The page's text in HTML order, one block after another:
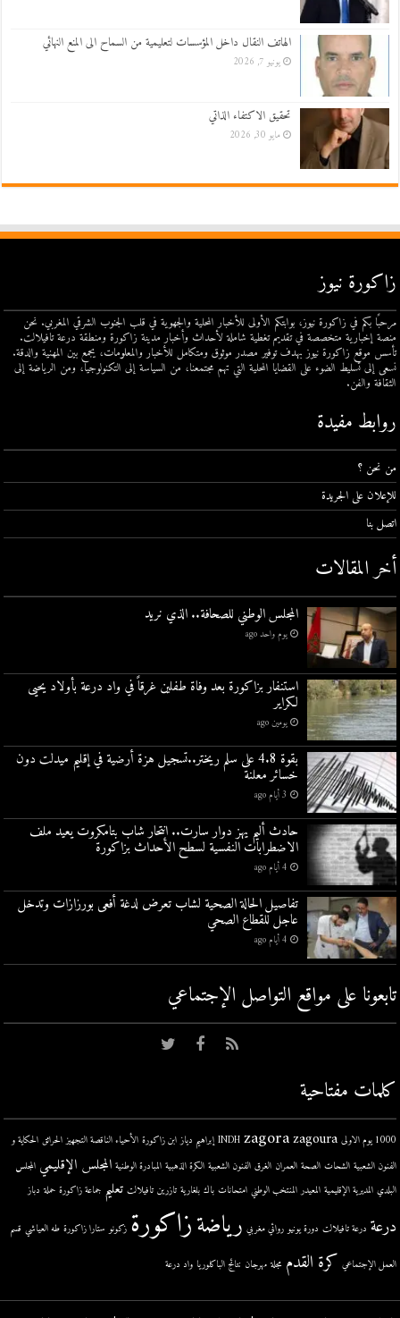
الهاتف النقال داخل المؤسسات لتعليمية من السماح الى المنع النهائي
يونيو 7, 2026
تحقيق الاكتفاء الذاتي
مايو 30, 2026
زاكورة نيوز
مرحبًا بكم في زاكورة نيوز، بوابتكم الأولى للأخبار المحلية والجهوية في قلب الجنوب الشرقي المغربي. نحن
منصة إخبارية متخصصة في تقديم تغطية شاملة لأحداث وأخبار مدينة زاكورة ومنطقة درعة تافيلالت.
تأسس موقع زاكورة نيوز بهدف توفير مصدر موثوق ومتكامل للأخبار والمعلومات، يجمع بين المهنية والدقة.
نسعى إلى تسليط الضوء على القضايا المحلية التي تهم مجتمعنا، من السياسة إلى التكنولوجيا، ومن الرياضة إلى
الثقافة والفن.
روابط مفيدة
من نحن ؟
للإعلان على الجريدة
اتصل بنا
أخر المقالات
المجلس الوطني للصحافة.. الذي نريد
يوم واحد ago
استنفار بزاكورة بعد وفاة طفلين غرقاً في واد درعة بأولاد يحيى
لكراير
يومين ago
بقوة 4.8 على سلم ريختر..تسجيل هزة أرضية في إقليم ميدلت دون
خسائر معلنة
3 أيام ago
حادث أليم يهز دوار سارت.. انتحار شاب بتامكروت يعيد ملف
الاضطرابات النفسية لسطح الأحداث بزاكورة
4 أيام ago
تفاصيل الحالة الصحية لشاب تعرض لدغة أفعى بورزازات وتدخل
عاجل للقطاع الصحي
4 أيام ago
تابعونا على مواقع التواصل اﻹجتماعي
كلمات مفتاحية
1000 يوم الاولى INDH zagora zagoura إبراهيم دياز ابن زاكورة الأحياء الناقصة التجهيز الحرائق الحكاية و
الفنون الشعبية الشحات الصحة العمران الغرق الفنون الشعبية الكرة الذهبية المبادرة الوطنية المجلس الإقليمي المجلس
البلدي المديرية الإقليمية المعيدر المنتخب الوطني امتحانات باك بلغارية تازرين تافيلالت تعليم جماعة زاكورة حملة دباز
درعة درعة تافيلالت دورة يونيو روائي مغربي رياضةزاكورة زكونو ستارا زاكورة طه العياشي قسم
العمل الإجتماعي كرة القدم مجلة مهرجان نتائج الباكلوريا واد درعة